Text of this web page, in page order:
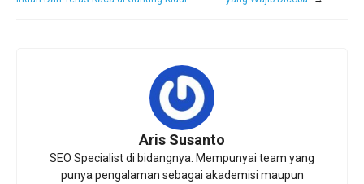
Aris Susanto
SEO Specialist di bidangnya. Mempunyai team yang
punya pengalaman sebagai akademisi maupun